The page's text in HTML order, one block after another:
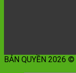
BẢN QUYỀN 2026 ©